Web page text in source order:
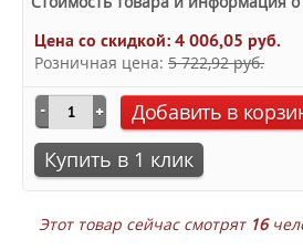
Цена со скидкой:4 006,05 руб.
Розничная цена: 5 722,92 руб.
Добавить в
Купить в 1 клик
Этот товар сейчас смотрят 16